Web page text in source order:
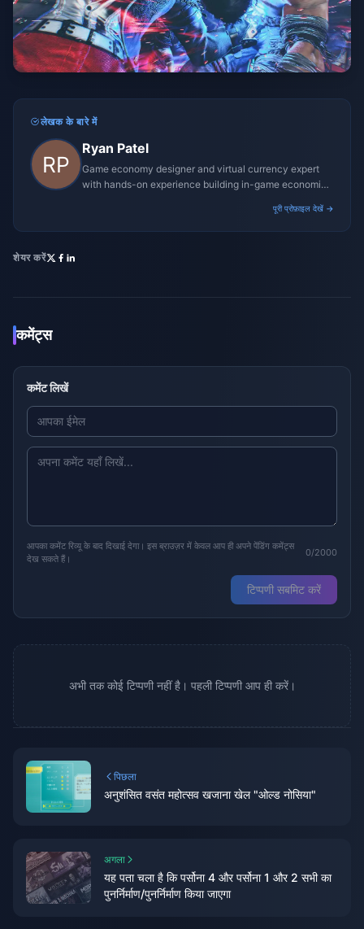
लेखक के बारे में
Ryan Patel
Game economy designer and virtual currency expert
with hands-on experience building in-game economies
पूरी प्रोफ़ाइल देखें →
शेयर करें
कमेंट्स
कमेंट लिखें
आपका कमेंट रिव्यू के बाद दिखाई देगा। इस ब्राउज़र में केवल आप ही अपने पेंडिंग कमेंट्स
देख सकते हैं।
0/2000
टिप्पणी सबमिट करें
अभी तक कोई टिप्पणी नहीं है। पहली टिप्पणी आप ही करें।
पिछला
अनुशंसित वसंत महोत्सव खजाना खेल "ओल्ड नोसिया"
अगला
यह पता चला है कि पर्सोना 4 और पर्सोना 1 और 2 सभी का
पुनर्निर्माण/पुनर्निर्माण किया जाएगा